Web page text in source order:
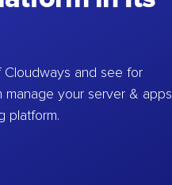
Cloudways and see for
your server & apps
platform.